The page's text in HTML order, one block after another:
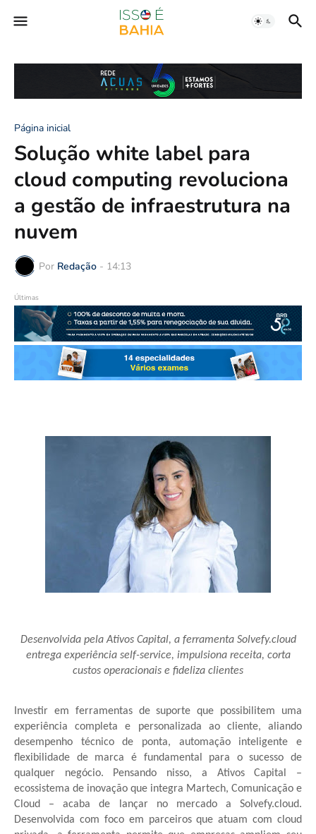
Página inicial
Solução white label para
cloud computing revoluciona
a gestão de infraestrutura na
nuvem
Por Redação - 14:13
Últimas
Desenvolvida pela Ativos Capital, a ferramenta Solvefy.cloud
entrega experiência self-service, impulsiona receita, corta
custos operacionais e fideliza clientes
Investir em ferramentas de suporte que possibilitem uma
experiência completa e personalizada ao cliente, aliando
desempenho técnico de ponta, automação inteligente e
flexibilidade de marca é fundamental para o sucesso de
qualquer negócio. Pensando nisso, a Ativos Capital –
ecossistema de inovação que integra Martech, Comunicação e
Cloud – acaba de lançar no mercado a Solvefy.cloud.
Desenvolvida com foco em parceiros que atuam com cloud